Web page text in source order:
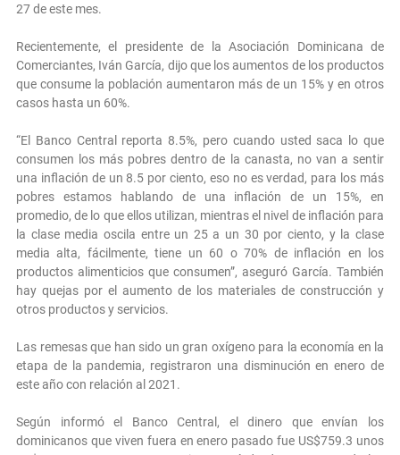
27 de este mes.
Recientemente, el presidente de la Asociación Dominicana de
Comerciantes, Iván García, dijo que los aumentos de los productos
que consume la población aumentaron más de un 15% y en otros
casos hasta un 60%.
“El Banco Central reporta 8.5%, pero cuando usted saca lo que
consumen los más pobres dentro de la canasta, no van a sentir
una inflación de un 8.5 por ciento, eso no es verdad, para los más
pobres estamos hablando de una inflación de un 15%, en
promedio, de lo que ellos utilizan, mientras el nivel de inflación para
la clase media oscila entre un 25 a un 30 por ciento, y la clase
media alta, fácilmente, tiene un 60 o 70% de inflación en los
productos alimenticios que consumen”, aseguró García. También
hay quejas por el aumento de los materiales de construcción y
otros productos y servicios.
Las remesas que han sido un gran oxígeno para la economía en la
etapa de la pandemia, registraron una disminución en enero de
este año con relación al 2021.
Según informó el Banco Central, el dinero que envían los
dominicanos que viven fuera en enero pasado fue US$759.3 unos